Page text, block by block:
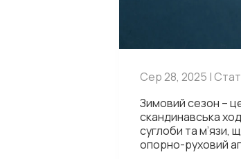
Сер 28, 2025 |
Зимовий сезон –
скандинавська
суглоби та м’язи,
опорно-руховий